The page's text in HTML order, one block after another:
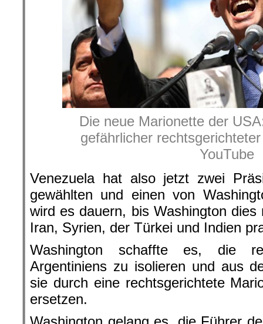
Die neue Marionette der
gefährlicher
YouTube
Venezuela hat also jetzt zwei
gewählten und einen von
wird es dauern, bis Washington
Iran, Syrien, der Türkei und Indien
Washington schaffte es, die
Argentiniens zu isolieren und aus
sie durch eine rechtsgerichtete
ersetzen.